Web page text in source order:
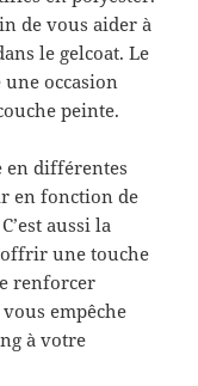
de vous aider à
le gelcoat. Le
occasion
peinte.
en différentes
en fonction de
aussi la
une touche
renforcer
empêche
à votre